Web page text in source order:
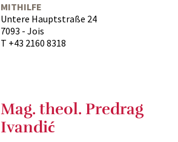
MITHILFE
Untere Hauptstraße 24
7093 - Jois
T +43 2160 8318
Mag. theol. Predrag
Ivandić